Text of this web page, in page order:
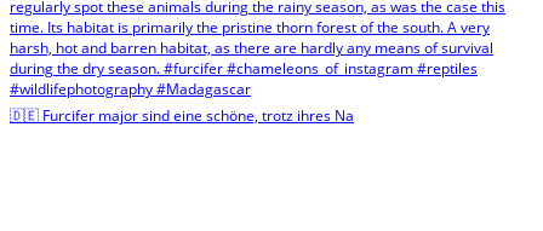
🇩🇪 Furcifer major sind eine schöne, trotz ihres Na